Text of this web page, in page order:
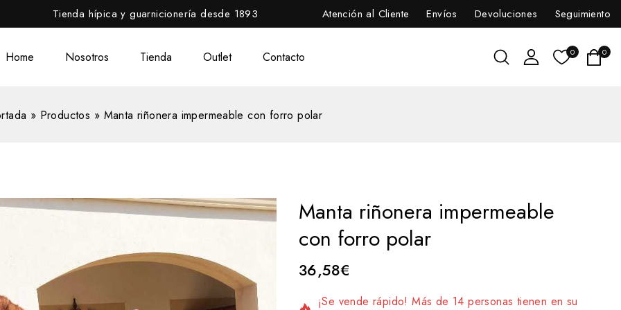
Tienda hípica y guarnicionería desde 1893 Atención al Cliente Envíos Devoluciones Seguimiento
Home Nosotros Tienda Outlet Contacto 0 0
» Productos » Manta riñonera impermeable con forro polar
Manta riñonera impermeable
con forro polar
36,58€
7 productos vendidos en las últimas 16 horas
¡Se vende rápido! Más de 14 personas tienen en su